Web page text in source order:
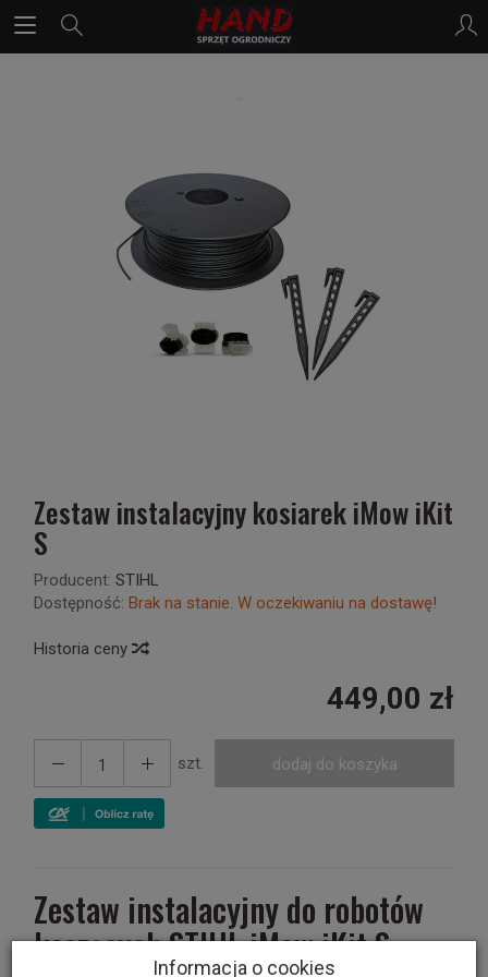
Zestaw instalacyjny kosiarek iMow iKit
S
Producent: STIHL
Dostępność: Brak na stanie. W oczekiwaniu na dostawę!
Historia ceny
449,00 zł
szt. dodaj do koszyka
Zestaw instalacyjny do robotów
koszących STIHL iMow iKit S
Informacja o cookies